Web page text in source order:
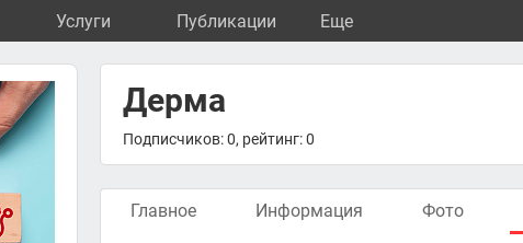
Услуги Публикации Eще
Дерма
Подписчиков: 0, рейтинг: 0
Главное Информация Фото